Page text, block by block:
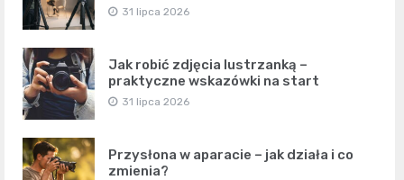
31 lipca 2026
Jak robić zdjęcia lustrzanką –
praktyczne wskazówki na start
31 lipca 2026
Przysłona w aparacie – jak działa i co
zmienia?